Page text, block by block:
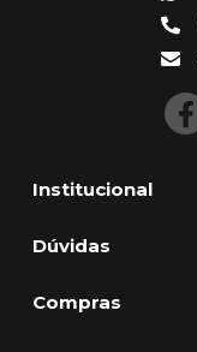
Institucional
Dúvidas
Compras